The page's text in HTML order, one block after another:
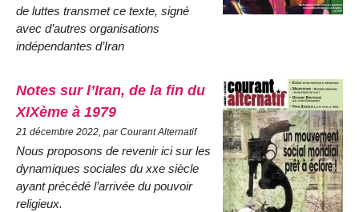
de luttes transmet ce texte, signé
avec d’autres organisations
indépendantes d’Iran
Notes sur l’Iran, de la fin du
XIXème à 1979
21 décembre 2022, par Courant Alternatif
Nous proposons de revenir ici sur les
dynamiques sociales du xxe siècle
ayant précédé l’arrivée du pouvoir
religieux.